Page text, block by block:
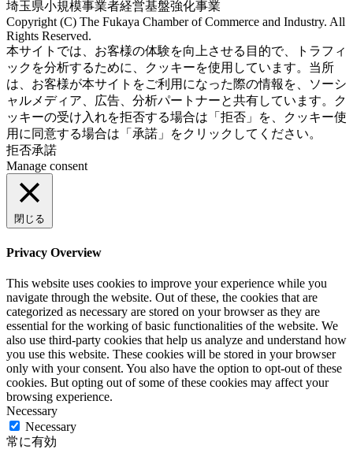
埼玉県小規模事業者経営基盤強化事業
Copyright (C) The Fukaya Chamber of Commerce and Industry. All
Rights Reserved.
Aileron Theme byThemeCot ⋅Powered byWordPress
本サイトでは、お客様の体験を向上させる目的で、トラフィ
ックを分析するために、クッキーを使用しています。当所
は、お客様が本サイトをご利用になった際の情報を、ソーシ
ャルメディア、広告、分析パートナーと共有しています。ク
ッキーの受け入れを拒否する場合は「拒否」を、クッキー使
用に同意する場合は「承諾」をクリックしてください。
拒否承諾
Manage consent
閉じる
Privacy Overview
This website uses cookies to improve your experience while you
navigate through the website. Out of these, the cookies that are
categorized as necessary are stored on your browser as they are
essential for the working of basic functionalities of the website. We
also use third-party cookies that help us analyze and understand how
you use this website. These cookies will be stored in your browser
only with your consent. You also have the option to opt-out of these
cookies. But opting out of some of these cookies may affect your
browsing experience.
Necessary
Necessary
常に有効